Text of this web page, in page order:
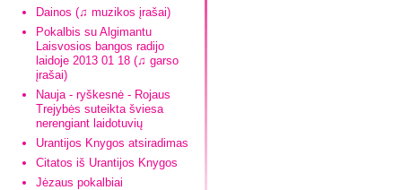
Dainos (♫ muzikos įrašai)
Pokalbis su Algimantu
Laisvosios bangos radijo
laidoje 2013 01 18 (♫ garso
įrašai)
Nauja - ryškesnė - Rojaus
Trejybės suteikta šviesa
nerengiant laidotuvių
Urantijos Knygos atsiradimas
Citatos iš Urantijos Knygos
Jėzaus pokalbiai